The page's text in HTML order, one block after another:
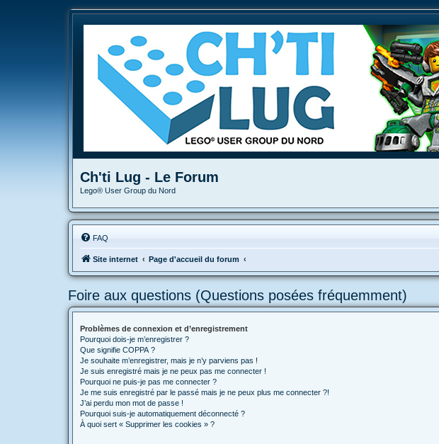
Ch'ti Lug - Le Forum
Lego® User Group du Nord
FAQ
Site internet Page d'accueil du forum
Foire aux questions (Questions posées fréquemment)
Problèmes de connexion et d’enregistrement
Pourquoi dois-je m’enregistrer ?
Que signifie COPPA ?
Je souhaite m’enregistrer, mais je n’y parviens pas !
Je suis enregistré mais je ne peux pas me connecter !
Pourquoi ne puis-je pas me connecter ?
Je me suis enregistré par le passé mais je ne peux plus me connecter ?!
J’ai perdu mon mot de passe !
Pourquoi suis-je automatiquement déconnecté ?
À quoi sert « Supprimer les cookies » ?